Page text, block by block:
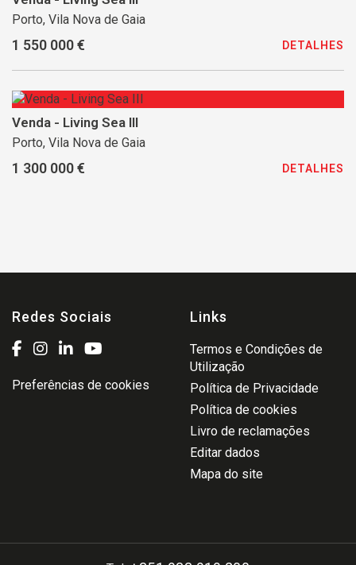
Porto, Vila Nova de Gaia
1 550 000 € DETALHES
Venda - Living Sea III
Porto, Vila Nova de Gaia
1 300 000 € DETALHES
Redes Sociais
Preferências de cookies
Links
Termos e Condições de
Utilização
Política de Privacidade
Política de cookies
Livro de reclamações
Editar dados
Mapa do site